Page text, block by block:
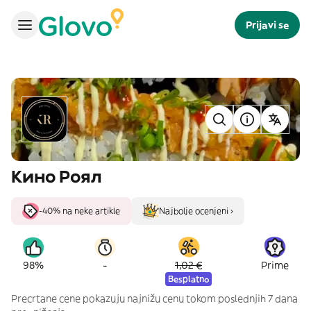
Prijavi se
Кино Роял
-40% na neke artikle Najbolje ocenjeni ›
98% - 1,02 €
Besplatno
Prime
Precrtane cene pokazuju najnižu cenu tokom poslednjih 7 dana